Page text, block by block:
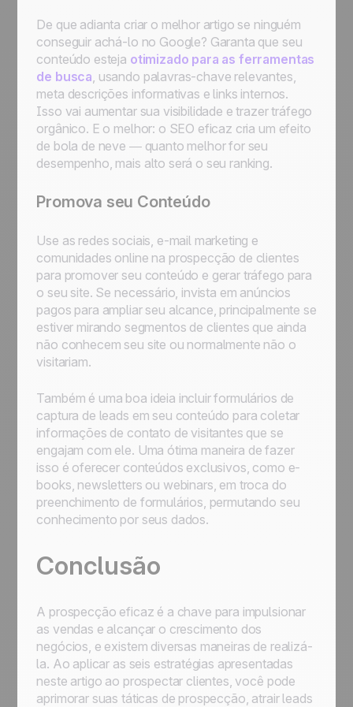
De que adianta criar o melhor artigo se ninguém
conseguir achá-lo no Google? Garanta que seu
conteúdo esteja otimizado para as ferramentas
de busca, usando palavras-chave relevantes,
meta descrições informativas e links internos.
Isso vai aumentar sua visibilidade e trazer tráfego
orgânico. E o melhor: o SEO eficaz cria um efeito
de bola de neve — quanto melhor for seu
desempenho, mais alto será o seu ranking.
Promova seu Conteúdo
Use as redes sociais, e-mail marketing e
comunidades online na prospecção de clientes
para promover seu conteúdo e gerar tráfego para
o seu site. Se necessário, invista em anúncios
pagos para ampliar seu alcance, principalmente se
estiver mirando segmentos de clientes que ainda
não conhecem seu site ou normalmente não o
visitariam.
Também é uma boa ideia incluir formulários de
captura de leads em seu conteúdo para coletar
informações de contato de visitantes que se
engajam com ele. Uma ótima maneira de fazer
isso é oferecer conteúdos exclusivos, como e-
books, newsletters ou webinars, em troca do
preenchimento de formulários, permutando seu
conhecimento por seus dados.
Conclusão
A prospecção eficaz é a chave para impulsionar
as vendas e alcançar o crescimento dos
negócios, e existem diversas maneiras de realizá-
la. Ao aplicar as seis estratégias apresentadas
neste artigo ao prospectar clientes, você pode
aprimorar suas táticas de prospecção, atrair leads